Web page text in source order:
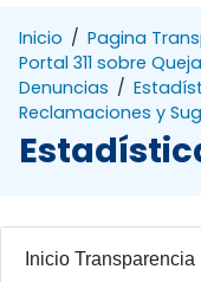
Inicio / Pagina
Portal 311 sobre
Denuncias /
Reclamaciones y
Inicio Transparencia